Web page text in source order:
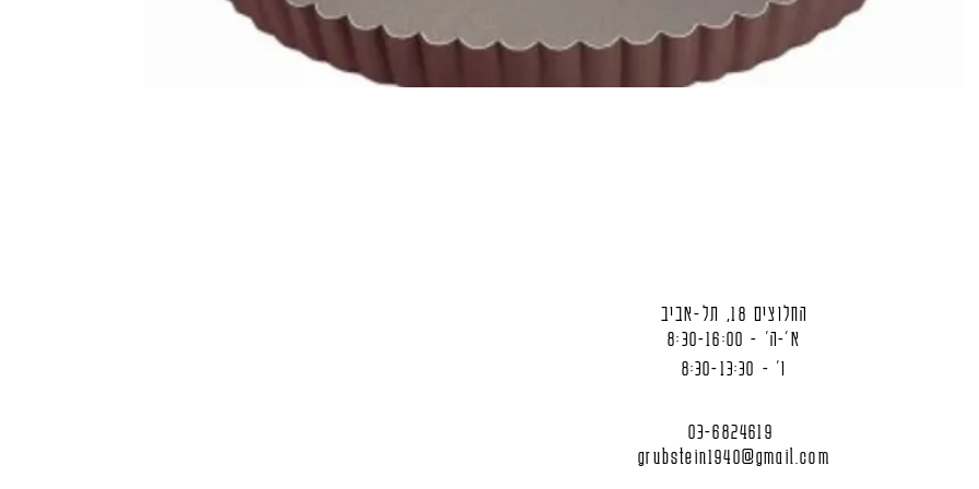
החלוצים 18, תל-אביב
א'-ה' - 8:30-16:00
ו' - 8:30-13:30
03-6824619
grubstein1940@gmail.com